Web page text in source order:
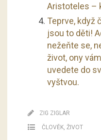
Aristoteles –
Teprve, když
jsou to děti!
nežeňte se,
život, ony
uvedete do
vyštvou.
ZIG ZIGLAR
ČLOVĚK, ŽIVOT